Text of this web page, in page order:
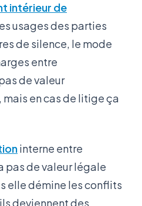
intérieur de
usages des parties
de silence, le mode
entre
de valeur
en cas de litige ça
interne entre
pas de valeur légale
elle démine les conflits
deviennent des